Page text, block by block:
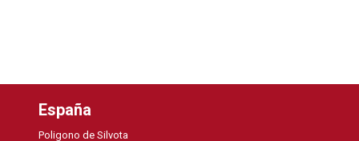
España
Poligono de Silvota